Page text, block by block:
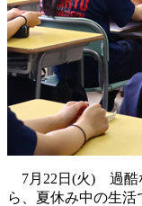
7月22日(火) 過酷
ら、夏休み中の生